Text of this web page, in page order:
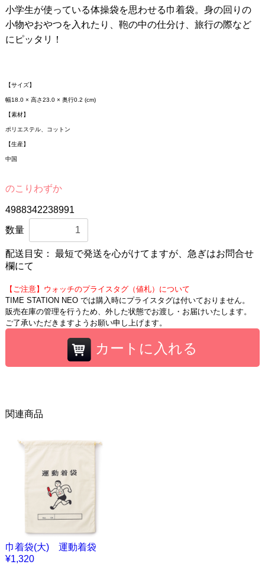
小学生が使っている体操袋を思わせる巾着袋。身の回りの
小物やおやつを入れたり、鞄の中の仕分け、旅行の際など
にピッタリ！
【サイズ】
幅18.0 × 高さ23.0 × 奥行0.2 (cm)
【素材】
ポリエステル、コットン
【生産】
中国
のこりわずか
4988342238991
数量
配送目安： 最短で発送を心がけてますが、急ぎはお問合せ
欄にて
【ご注意】ウォッチのプライスタグ（値札）について
TIME STATION NEO では購入時にプライスタグは付いておりません。
販売在庫の管理を行うため、外した状態でお渡し・お届けいたします。
ご了承いただきますようお願い申し上げます。
カートに入れる
関連商品
巾着袋(大) 運動着袋
¥1,320